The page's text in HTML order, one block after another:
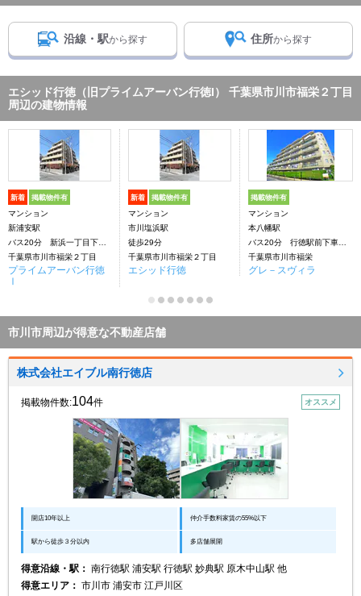
沿線・駅から探す 住所から探す
エシッド行徳（旧プライムアーバン行徳I） 千葉県市川市福栄２丁目
周辺の建物情報
新着 掲載物件有
マンション
新浦安駅
バス20分 新浜一丁目下車：停歩5分
千葉県市川市福栄２丁目
プライムアーバン行徳
Ⅰ
新着 掲載物件有
マンション
市川塩浜駅
徒歩29分
千葉県市川市福栄２丁目
エシッド行徳
掲載物件有
マンション
本八幡駅
バス20分 行徳駅前下車：停歩12分
千葉県市川市福栄
グレ－スヴィラ
市川市周辺が得意な不動産店舗
株式会社エイブル南行徳店
掲載物件数:104件 オススメ
開店10年以上 仲介手数料家賃の55%以下
駅から徒歩３分以内 多店舗展開
得意沿線・駅： 南行徳駅 浦安駅 行徳駅 妙典駅 原木中山駅 他
得意エリア： 市川市 浦安市 江戸川区